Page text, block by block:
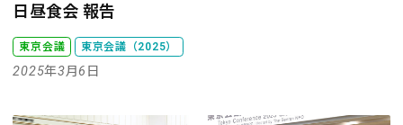
日昼食会 報告
東京会議 東京会議（2025）
2025年3月6日